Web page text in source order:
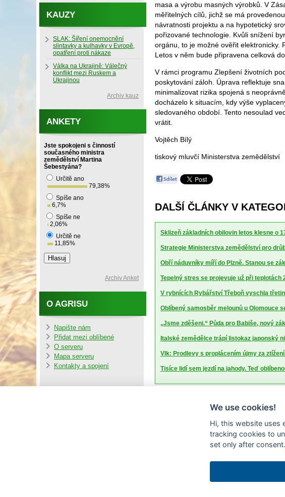
masa a výrobu masných výrobků. V
měřitelných cílů, jichž se má
návratnosti projektu a na hypotetický
pořizované technologie. Kvůli snížení
orgánu, to je možné ověřit elektronicky.
Letos v něm bude připravena celková
V rámci programu Zlepšení životních
poskytování záloh. Úprava reflektuje
minimalizovat rizika spojená s
docházelo k situacím, kdy výše
sledovaného období. Tento nesoulad
vrátit.
Vojtěch Bílý
tiskový mluvčí Ministerstva zemědělství
DALŠÍ ČLÁNKY V
Sklizeň základních obilovin letos klesne o
Strategie Ministerstva zemědělství pro
Obří náduvníky míří do Plzně. Stanou se
Tepelný stres se projevuje už při teplotách
V rybnících Rybářství Třeboň vyschla
Oblíbený samosběr melounů u Olomouce
„Jsme zděšeni.“ Půda pro Babiše, nový
Italské zemědělce trápí listokaz japonský
Vlk: Prodlevy s proplácením újmy za
Tisíce lidí sem jezdí na jahody. Teď
KAUZY
SLAK: Šíření onemocnění
slintavky a kulhavky v Evropě,
opatření proti nákaze
Válka na Ukrajině: Válečný
konflikt mezi Ruskem a
Ukrajinou
Archiv kauz
ANKETY
Jste spokojeni s činností
současného ministra
zemědělství Martina
Šebestyána?
Určitě ano
79,38%
Spíše ano
6,7%
Spíše ne
2,06%
Určitě ne
11,85%
Archiv Anket
O AGRISU
Napište nám
Přidat mezi oblíbené
O serveru
Mapa serveru
Kontakty a spojení
(pokud není uvedeno jinak) pouze
We use cookies!
Hi, this website uses
tracking cookies to
set only after consent.